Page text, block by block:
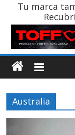
Tu marca
Australia